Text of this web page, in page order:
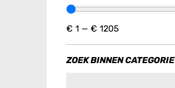
€ 1 — € 1205
ZOEK BINNEN CATEGORIE